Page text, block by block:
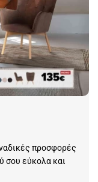
προσφορές
σου εύκολα και